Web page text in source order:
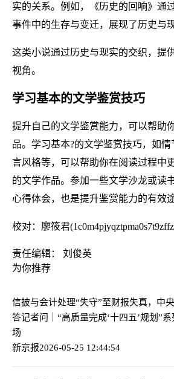
实的关系。例如，《历史的回响》通
事件中的生存与变迁，展现了历史与
这类小说通过历史与现实的交织，提
视角。
学习基本的文学鉴赏技巧
提升自己的文学鉴赏能力，可以帮助
品。学习基本?的文学鉴赏技巧，如
言风格等，可以帮助你在阅读过程中
的文学作品。参加一些文学沙龙或读
心得体会，也是提升鉴赏能力的有效途
校对：廖筱君
责任编辑： 刘俊英
为你推荐
信披与会计处理“失守”至财报失真，中
答记者问｜“高质量完成‘十四五’规划”
场
新京报2026-05-25 12:44:54